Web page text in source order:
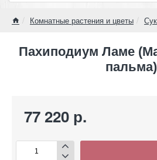
Комнатные растения и цветы
Пахиподиум Ламе
пальма)
77 220 р.